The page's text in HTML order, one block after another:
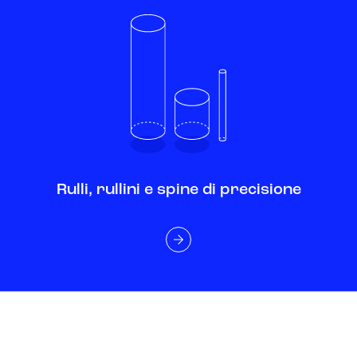
Rulli, rullini e spine di precisione